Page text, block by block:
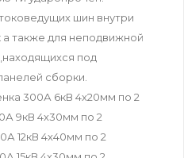
шин внутри
также для неподвижной
под
сборки.
300А 6кВ 4х20мм по 2
9кВ 4х30мм по 2
12кВ 4х40мм по 2